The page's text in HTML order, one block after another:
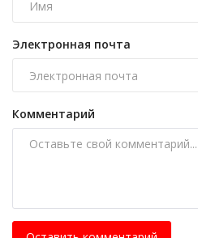
Электронная почта
Комментарий